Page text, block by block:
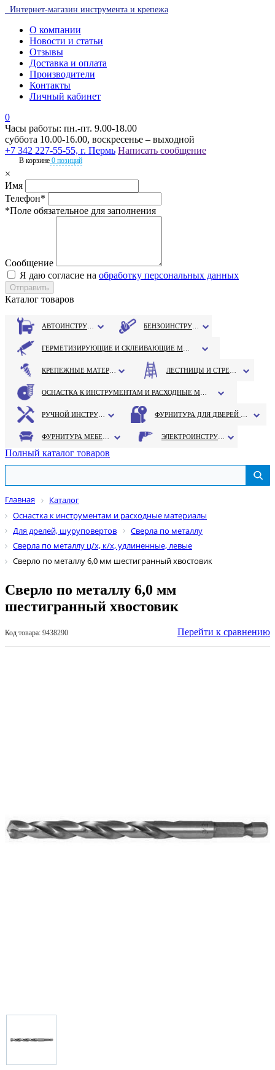
Интернет-магазин инструмента и крепежа
О компании
Новости и статьи
Отзывы
Доставка и оплата
Производители
Контакты
Личный кабинет
0
Часы работы: пн.-пт. 9.00-18.00
суббота 10.00-16.00, воскресенье – выходной
+7 342 227-55-55, г. Пермь Написать сообщение
В корзине 0 позиций
×
Имя
Телефон*
*Поле обязательное для заполнения
Сообщение
Я даю согласие на обработку персональных данных
Каталог товаров
Полный каталог товаров
Главная
Каталог
Оснастка к инструментам и расходные материалы
Для дрелей, шуруповертов
Сверла по металлу
Сверла по металлу ц/х, к/х, удлиненные, левые
Сверло по металлу 6,0 мм шестигранный хвостовик
Сверло по металлу 6,0 мм
шестигранный хвостовик
Код товара: 9438290 Перейти к сравнению